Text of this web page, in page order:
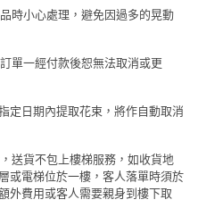
時小心處理，避免因過多的晃動
單一經付款後恕無法取消或更
定日期內提取花束，將作自動取消
送貨不包上樓梯服務，如收貨地
或電梯位於一樓，客人落單時須於
外費用或客人需要親身到樓下取